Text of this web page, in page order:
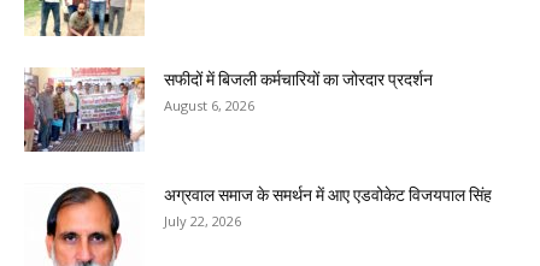
सफीदों में बिजली कर्मचारियों का जोरदार प्रदर्शन
August 6, 2026
अग्रवाल समाज के समर्थन में आए एडवोकेट विजयपाल सिंह
July 22, 2026